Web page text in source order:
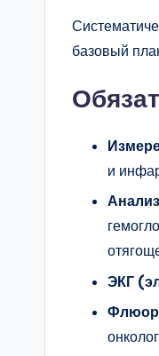
базовый
и
ЭКГ